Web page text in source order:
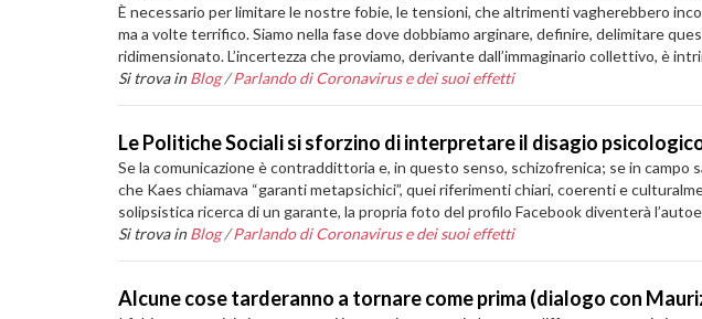
È necessario per limitare le nostre fobie, le tensioni, che altrimenti vagherebbero
ma a volte terrifico. Siamo nella fase dove dobbiamo arginare, definire, delimitare
ridimensionato. L’incertezza che proviamo, derivante dall’immaginario collettivo, è
Si trova in Blog /Parlando di Coronavirus e dei suoi effetti
Le Politiche Sociali si sforzino di interpretare il disagio
Se la comunicazione è contraddittoria e, in questo senso, schizofrenica; se in
che Kaes chiamava “garanti metapsichici”, quei riferimenti chiari, coerenti e
solipsistica ricerca di un garante, la propria foto del profilo Facebook diventerà
Si trova in Blog /Parlando di Coronavirus e dei suoi effetti
Alcune cose tarderanno a tornare come prima (dialogo con